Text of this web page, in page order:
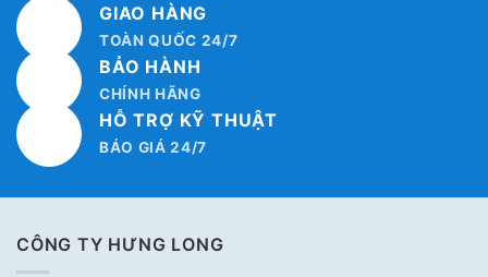
GIAO HÀNG
TOÀN QUỐC 24/7
BẢO HÀNH
CHÍNH HÃNG
HỖ TRỢ KỸ THUẬT
BÁO GIÁ 24/7
CÔNG TY HƯNG LONG